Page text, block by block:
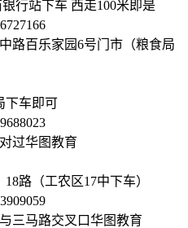
行站下车 西走100米即是
路百乐家园6号门市（粮食局
下车即可
过华图教育
路（工农区17中下车）
三马路交叉口华图教育